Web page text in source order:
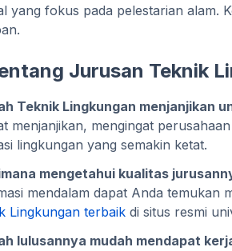
yang fokus pada pelestarian alam.
Jurusan Teknik
Teknik Lingkungan menjanjikan
menjanjikan, mengingat
lingkungan yang semakin ketat.
mengetahui kualitas
mendalam dapat Anda temukan
Lingkungan terbaikdi situs resmi
lulusannya mudah mendapat